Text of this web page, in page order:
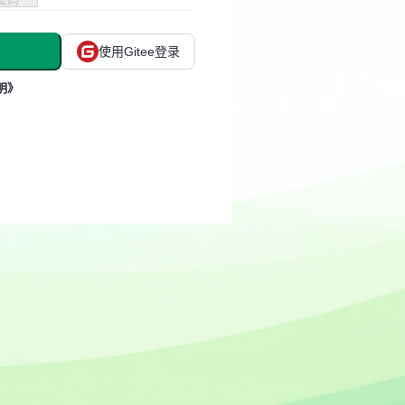
使用Gitee登录
》